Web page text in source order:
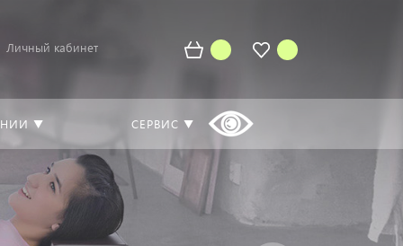
Личный кабинет
▼ СЕРВИС ▼